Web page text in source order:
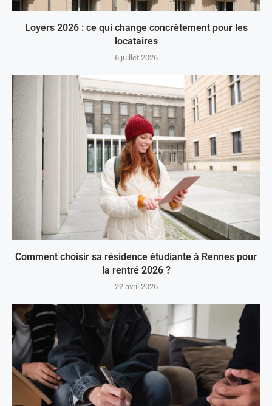
Loyers 2026 : ce qui change concrètement pour les
locataires
6 juillet 2026
Comment choisir sa résidence étudiante à Rennes pour
la rentré 2026 ?
22 avril 2026